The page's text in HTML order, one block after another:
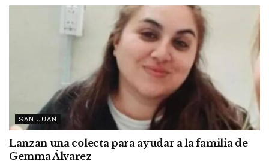
SAN JUAN
Lanzan una colecta para ayudar a la familia de
Gemma Álvarez